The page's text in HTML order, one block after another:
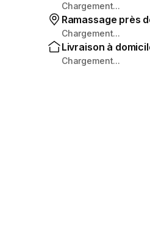
Chargement...
Ramassage près
Chargement...
Livraison à
Chargement...